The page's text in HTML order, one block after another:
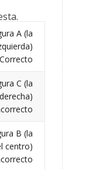
A (la
C (la
B (la
centro)